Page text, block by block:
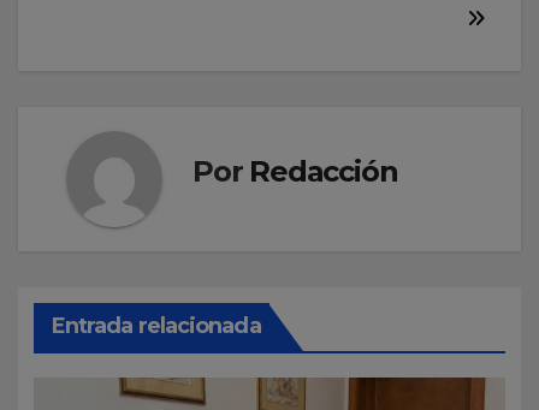
Por Redacción
Entrada relacionada